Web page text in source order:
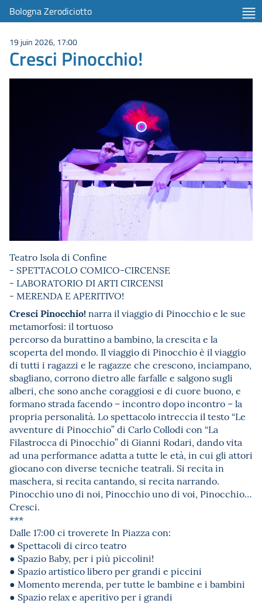
Bologna Zerodiciotto
19 juin 2026, 17:00
Cresci Pinocchio!
Teatro Isola di Confine
- SPETTACOLO COMICO-CIRCENSE
- LABORATORIO DI ARTI CIRCENSI
- MERENDA E APERITIVO!
Cresci Pinocchio!narra il viaggio di Pinocchio e le sue
metamorfosi: il tortuoso
percorso da burattino a bambino, la crescita e la
scoperta del mondo. Il viaggio di Pinocchio è il viaggio
di tutti i ragazzi e le ragazze che crescono, inciampano,
sbagliano, corrono dietro alle farfalle e salgono sugli
alberi, che sono anche coraggiosi e di cuore buono, e
formano strada facendo – incontro dopo incontro – la
propria personalità. Lo spettacolo intreccia il testo “Le
avventure di Pinocchio” di Carlo Collodi con “La
Filastrocca di Pinocchio” di Gianni Rodari, dando vita
ad una performance adatta a tutte le età, in cui gli attori
giocano con diverse tecniche teatrali. Si recita in
maschera, si recita cantando, si recita narrando.
Pinocchio uno di noi, Pinocchio uno di voi, Pinocchio…
Cresci.
***
Dalle 17:00 ci troverete In Piazza con:
● Spettacoli di circo teatro
● Spazio Baby, per i più piccolini!
● Spazio artistico libero per grandi e piccini
● Momento merenda, per tutte le bambine e i bambini
● Spazio relax e aperitivo per i grandi